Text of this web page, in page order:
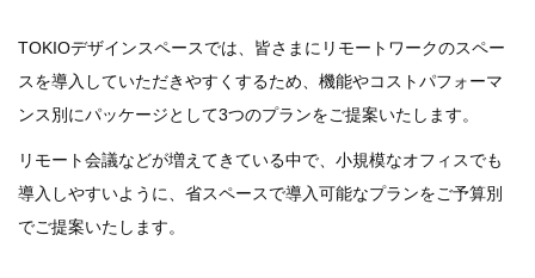
TOKIOデザインスペースでは、皆さまにリモートワークのスペー
スを導入していただきやすくするため、機能やコストパフォーマ
ンス別にパッケージとして3つのプランをご提案いたします。
リモート会議などが増えてきている中で、小規模なオフィスでも
導入しやすいように、省スペースで導入可能なプランをご予算別
でご提案いたします。